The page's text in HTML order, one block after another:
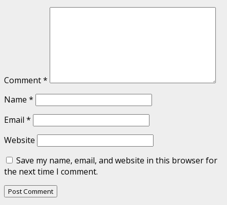
Comment*
Name *
Email *
Website
Save my name, email, and website in this browser for
the next time I comment.